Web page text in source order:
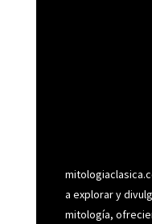
a explorar y
mitología,